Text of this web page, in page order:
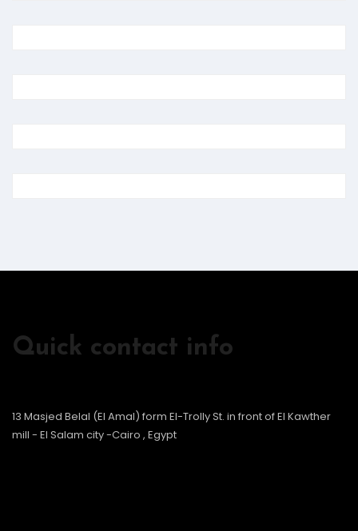
Quick contact info
13 Masjed Belal (El Amal) form El-Trolly St. in front of El Kawther
mill - El Salam city -Cairo , Egypt